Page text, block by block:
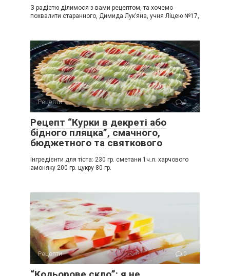
З радістю ділимося з вами рецептом, та хочемо
похвалити старанного, Димида Лук’яна, учня Ліцею №17,
Рецепти 0
Рецепт “Курки в декреті або
бідного пляцка”, смачного,
бюджетного та святкового
Інгредієнти для тіста: 230 гр. сметани 1ч.л. харчового
амоняку 200 гр. цукру 80 гр.
Рецепти 0